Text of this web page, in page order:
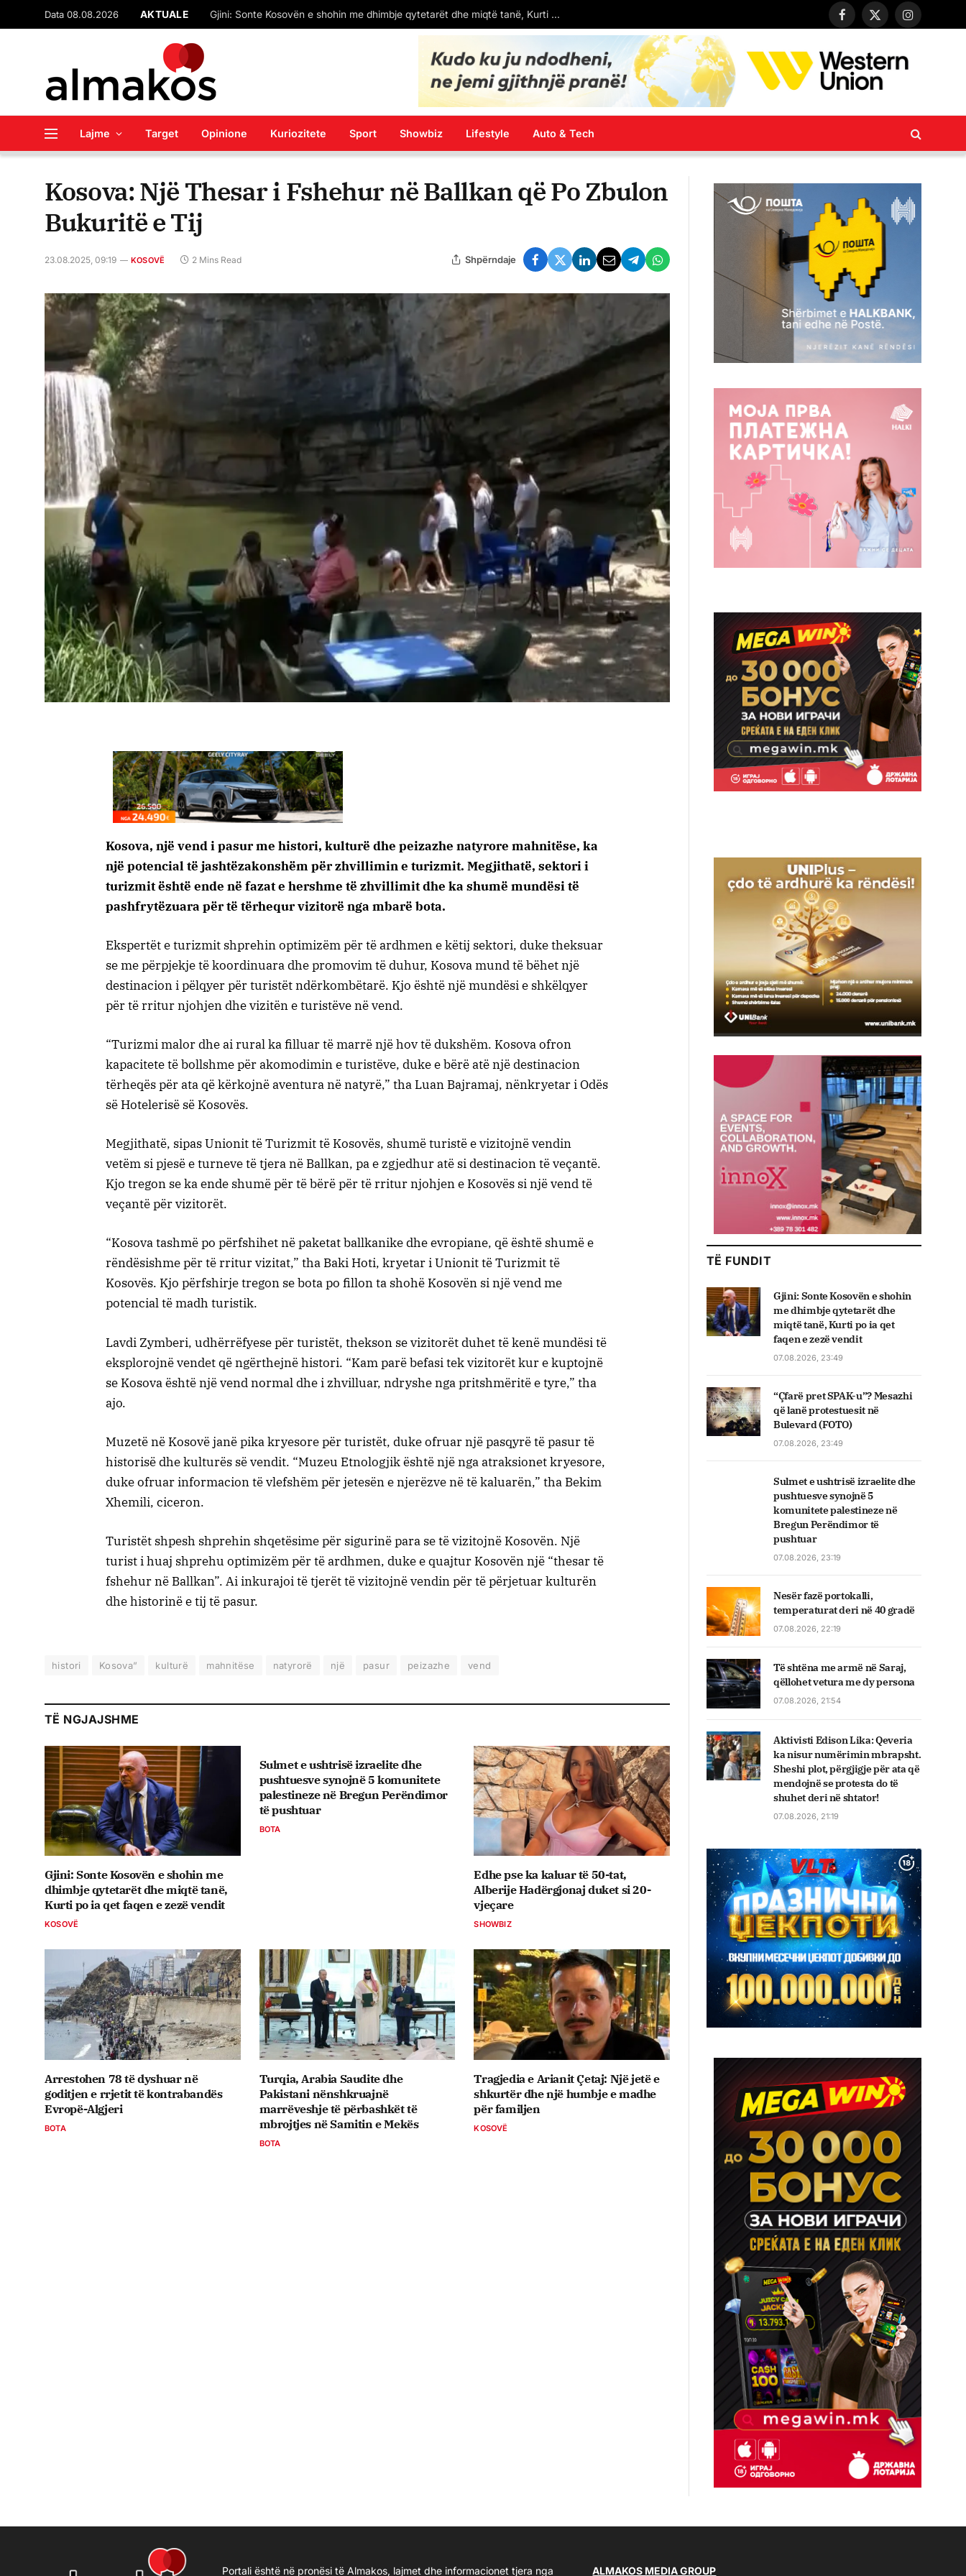
Data 08.08.2026 AKTUALE “Çfarë pret SPAK-u”? Mesazhi që lanë protestuesit në Bulevard (FOTO)
Facebook
X
Instagram
Lajme Target Opinione Kuriozitete Sport Showbiz Lifestyle Auto & Tech
Kosova: Një Thesar i Fshehur në Ballkan që Po Zbulon
Bukuritë e Tij
23.08.2025, 09:19 KOSOVË 2 Mins Read Shpërndaje
Kosova, një vend i pasur me histori, kulturë dhe peizazhe natyrore mahnitëse, ka
një potencial të jashtëzakonshëm për zhvillimin e turizmit. Megjithatë, sektori i
turizmit është ende në fazat e hershme të zhvillimit dhe ka shumë mundësi të
pashfrytëzuara për të tërhequr vizitorë nga mbarë bota.
Ekspertët e turizmit shprehin optimizëm për të ardhmen e këtij sektori, duke theksuar
se me përpjekje të koordinuara dhe promovim të duhur, Kosova mund të bëhet një
destinacion i pëlqyer për turistët ndërkombëtarë. Kjo është një mundësi e shkëlqyer
për të rritur njohjen dhe vizitën e turistëve në vend.
“Turizmi malor dhe ai rural ka filluar të marrë një hov të dukshëm. Kosova ofron
kapacitete të bollshme për akomodimin e turistëve, duke e bërë atë një destinacion
tërheqës për ata që kërkojnë aventura në natyrë,” tha Luan Bajramaj, nënkryetar i Odës
së Hotelerisë së Kosovës.
Megjithatë, sipas Unionit të Turizmit të Kosovës, shumë turistë e vizitojnë vendin
vetëm si pjesë e turneve të tjera në Ballkan, pa e zgjedhur atë si destinacion të veçantë.
Kjo tregon se ka ende shumë për të bërë për të rritur njohjen e Kosovës si një vend të
veçantë për vizitorët.
“Kosova tashmë po përfshihet në paketat ballkanike dhe evropiane, që është shumë e
rëndësishme për të rritur vizitat,” tha Baki Hoti, kryetar i Unionit të Turizmit të
Kosovës. Kjo përfshirje tregon se bota po fillon ta shohë Kosovën si një vend me
potencial të madh turistik.
Lavdi Zymberi, udhërrëfyese për turistët, thekson se vizitorët duhet të kenë mundësi të
eksplorojnë vendet që ngërthejnë histori. “Kam parë befasi tek vizitorët kur e kuptojnë
se Kosova është një vend normal dhe i zhvilluar, ndryshe nga pritshmëritë e tyre,” tha
ajo.
Muzetë në Kosovë janë pika kryesore për turistët, duke ofruar një pasqyrë të pasur të
historisë dhe kulturës së vendit. “Muzeu Etnologjik është një nga atraksionet kryesore,
duke ofruar informacion të vlefshëm për jetesën e njerëzve në të kaluarën,” tha Bekim
Xhemili, ciceron.
Turistët shpesh shprehin shqetësime për sigurinë para se të vizitojnë Kosovën. Një
turist i huaj shprehu optimizëm për të ardhmen, duke e quajtur Kosovën një “thesar të
fshehur në Ballkan”. Ai inkurajoi të tjerët të vizitojnë vendin për të përjetuar kulturën
dhe historinë e tij të pasur.
histori Kosova” kulturë mahnitëse natyrorë një pasur peizazhe vend
TË NGJAJSHME
Gjini: Sonte Kosovën e shohin me
dhimbje qytetarët dhe miqtë tanë,
Kurti po ia qet faqen e zezë vendit
KOSOVË
Sulmet e ushtrisë izraelite dhe
pushtuesve synojnë 5 komunitete
palestineze në Bregun Perëndimor
të pushtuar
BOTA
Edhe pse ka kaluar të 50-tat,
Alberije Hadërgjonaj duket si 20-
vjeçare
SHOWBIZ
Arrestohen 78 të dyshuar në
goditjen e rrjetit të kontrabandës
Evropë-Algjeri
BOTA
Turqia, Arabia Saudite dhe
Pakistani nënshkruajnë
marrëveshje të përbashkët të
mbrojtjes në Samitin e Mekës
BOTA
Tragjedia e Arianit Çetaj: Një jetë e
shkurtër dhe një humbje e madhe
për familjen
KOSOVË
TË FUNDIT
Gjini: Sonte Kosovën e shohin
me dhimbje qytetarët dhe
miqtë tanë, Kurti po ia qet
faqen e zezë vendit
07.08.2026, 23:49
“Çfarë pret SPAK-u”? Mesazhi
që lanë protestuesit në
Bulevard (FOTO)
07.08.2026, 23:49
Sulmet e ushtrisë izraelite dhe
pushtuesve synojnë 5
komunitete palestineze në
Bregun Perëndimor të
pushtuar
07.08.2026, 23:19
Nesër fazë portokalli,
temperaturat deri në 40 gradë
07.08.2026, 22:19
Të shtëna me armë në Saraj,
qëllohet vetura me dy persona
07.08.2026, 21:54
Aktivisti Edison Lika: Qeveria
ka nisur numërimin mbrapsht.
Sheshi plot, përgjigje për ata që
mendojnë se protesta do të
shuhet deri në shtator!
07.08.2026, 21:19
Portali është në pronësi të Almakos, lajmet dhe informacionet tjera nga ALMAKOS MEDIA GROUP